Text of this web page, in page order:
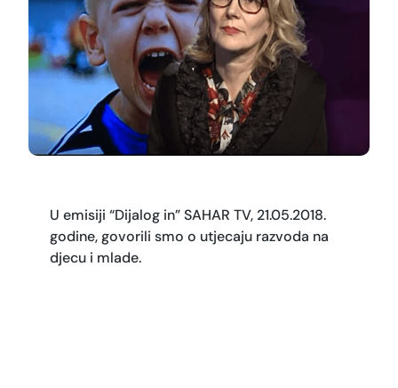
U emisiji “Dijalog in” SAHAR TV, 21.05.2018.
godine, govorili smo o utjecaju razvoda na
djecu i mlade.